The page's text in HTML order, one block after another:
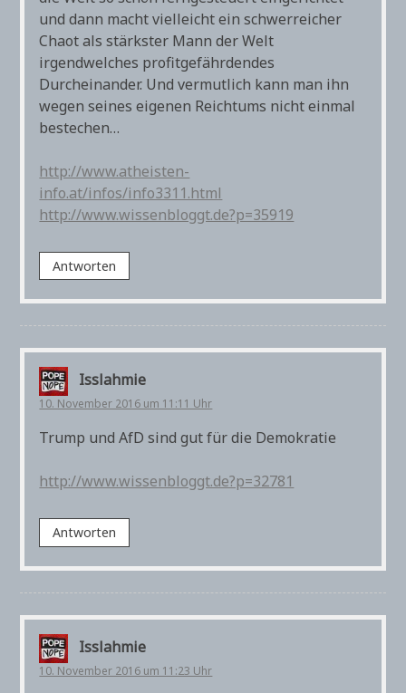
und dann macht vielleicht ein schwerreicher
Chaot als stärkster Mann der Welt
irgendwelches profitgefährdendes
Durcheinander. Und vermutlich kann man ihn
wegen seines eigenen Reichtums nicht einmal
bestechen…
http://www.atheisten-
info.at/infos/info3311.html
http://www.wissenbloggt.de?p=35919
Antworten
Isslahmie
10. November 2016 um 11:11 Uhr
Trump und AfD sind gut für die Demokratie
http://www.wissenbloggt.de?p=32781
Antworten
Isslahmie
10. November 2016 um 11:23 Uhr